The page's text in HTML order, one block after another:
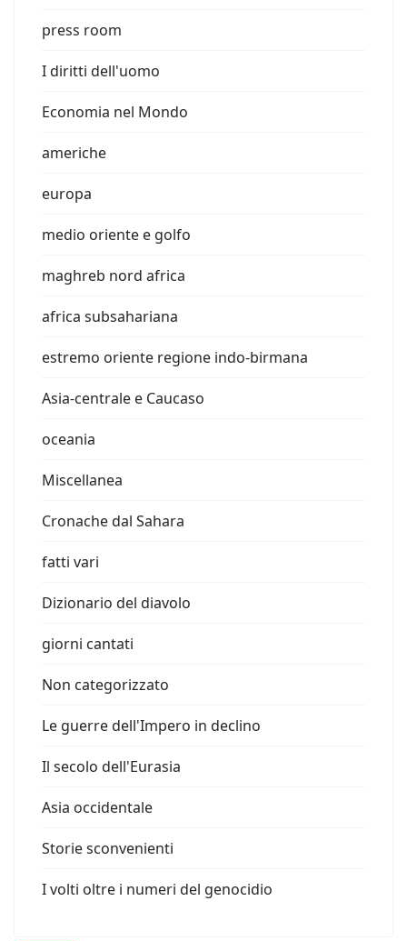
press room
I diritti dell'uomo
Economia nel Mondo
americhe
europa
medio oriente e golfo
maghreb nord africa
africa subsahariana
estremo oriente regione indo-birmana
Asia-centrale e Caucaso
oceania
Miscellanea
Cronache dal Sahara
fatti vari
Dizionario del diavolo
giorni cantati
Non categorizzato
Le guerre dell'Impero in declino
Il secolo dell'Eurasia
Asia occidentale
Storie sconvenienti
I volti oltre i numeri del genocidio